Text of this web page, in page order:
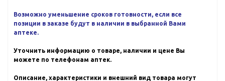
Возможно уменьшение сроков готовности, если все
позиции в заказе будут в наличии в выбранной Вами
аптеке.
Уточнить информацию о товаре, наличии и цене Вы
можете по телефонам аптек.
Описание, характеристики и внешний вид товара могут